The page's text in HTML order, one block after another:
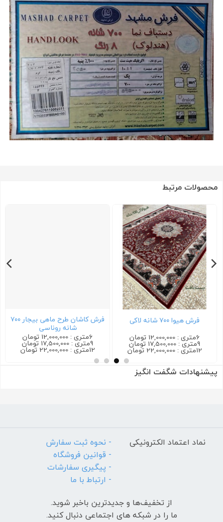
محصولات مرتبط
فرش هیوا ۷۰۰ شانه لاکی
6متری : 12,000,000 تومان
9متری : 17,500,000 تومان
12متری : 22,000,000 تومان
فرش کاشان طرح ماهی بیجار ۷۰۰
شانه روناسی
6متری : 12,000,000 تومان
9متری : 17,500,000 تومان
12متری : 22,000,000 تومان
پیشنهادات شگفت انگیز
نماد اعتماد الکترونیکی
- نحوه ثبت سفارش
- قوانین فروشگاه
- پیگیری سفارشات
- ارتباط با ما
از تخفیف‌ها و جدیدترین‌ باخبر شوید.
ما را در شبکه های اجتماعی دنبال کنید.